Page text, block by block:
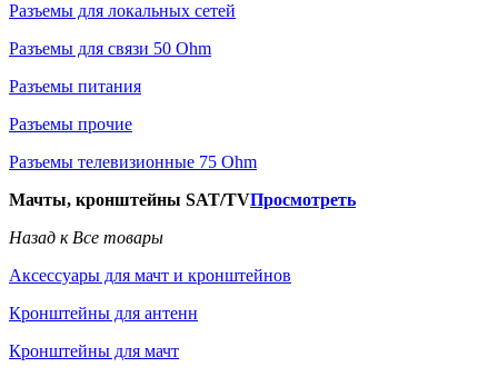
Разъемы для локальных сетей
Разъемы для связи 50 Ohm
Разъемы питания
Разъемы прочие
Разъемы телевизионные 75 Ohm
Мачты, кронштейны SAT/TVПросмотреть
Назад к Все товары
Аксессуары для мачт и кронштейнов
Кронштейны для антенн
Кронштейны для мачт